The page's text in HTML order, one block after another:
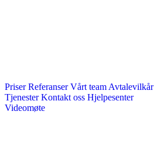
Priser Referanser Vårt team Avtalevilkår
Tjenester Kontakt oss Hjelpesenter
Videomøte